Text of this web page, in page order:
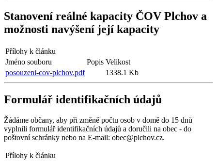
Stanovení reálné kapacity ČOV Plchov a
možnosti navýšení její kapacity
Přílohy k článku
Jméno souboru
Popis Velikost
posouzeni-cov-plchov.pdf
1338.1 Kb
Formulář identifikačních údajů
Žádáme občany, aby při změně počtu osob v domě do 15 dnů
vyplnili formulář identifikačních údajů a doručili na obec - do
poštovní schránky nebo na E-mail: obec@plchov.cz.
Přílohy k článku